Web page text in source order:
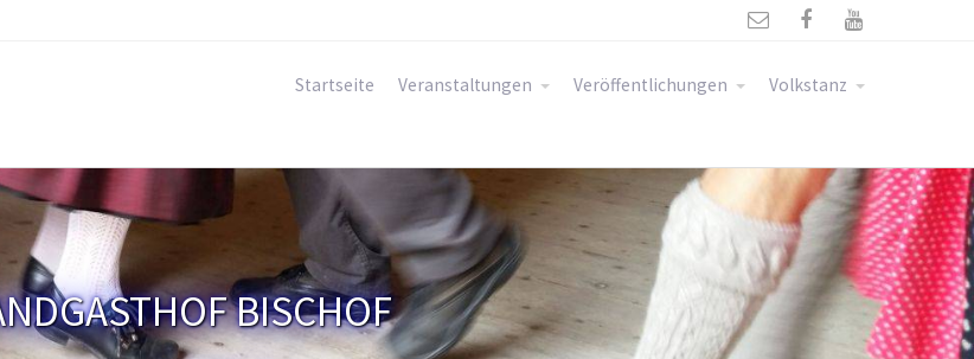
  
Startseite Veranstaltungen Veröffentlichungen Volkstanz
BISCHOF